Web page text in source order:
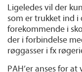
Ligeledes vil der
som er trukket ind i
forekommende i
der i forbindelse
røggasser i fx
PAH’er anses for